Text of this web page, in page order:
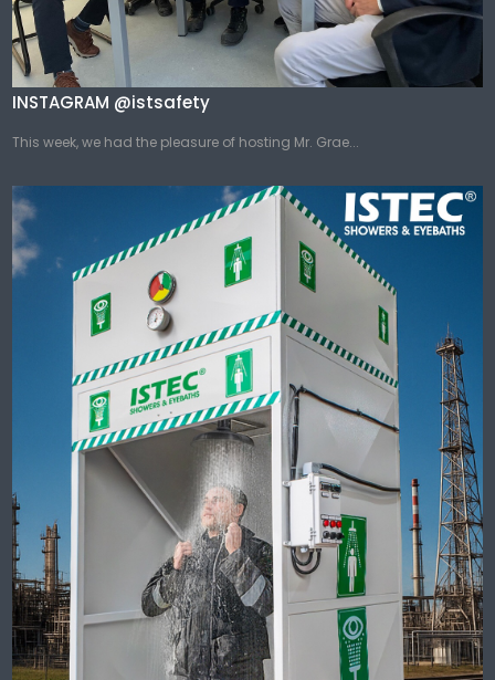
INSTAGRAM @istsafety
This week, we had the pleasure of hosting Mr. Grae...